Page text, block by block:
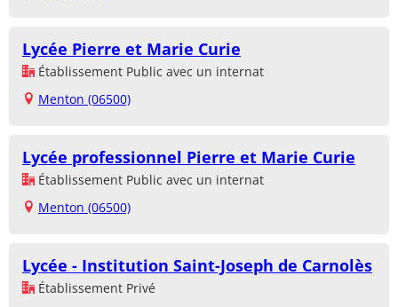
Lycée Pierre et Marie Curie
Établissement Public avec un internat
Menton (06500)
Lycée professionnel Pierre et Marie Curie
Établissement Public avec un internat
Menton (06500)
Lycée - Institution Saint-Joseph de Carnolès
Établissement Privé